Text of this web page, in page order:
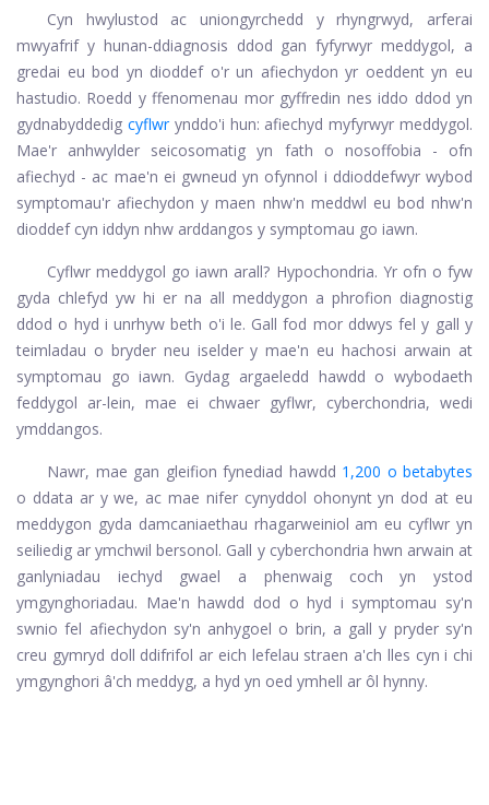
Cyn hwylustod ac uniongyrchedd y rhyngrwyd, arferai
mwyafrif y hunan-ddiagnosis ddod gan fyfyrwyr meddygol, a
gredai eu bod yn dioddef o'r un afiechydon yr oeddent yn eu
hastudio. Roedd y ffenomenau mor gyffredin nes iddo ddod yn
gydnabyddedig cyflwr ynddo'i hun: afiechyd myfyrwyr meddygol.
Mae'r anhwylder seicosomatig yn fath o nosoffobia - ofn
afiechyd - ac mae'n ei gwneud yn ofynnol i ddioddefwyr wybod
symptomau'r afiechydon y maen nhw'n meddwl eu bod nhw'n
dioddef cyn iddyn nhw arddangos y symptomau go iawn.
Cyflwr meddygol go iawn arall? Hypochondria. Yr ofn o fyw
gyda chlefyd yw hi er na all meddygon a phrofion diagnostig
ddod o hyd i unrhyw beth o'i le. Gall fod mor ddwys fel y gall y
teimladau o bryder neu iselder y mae'n eu hachosi arwain at
symptomau go iawn. Gydag argaeledd hawdd o wybodaeth
feddygol ar-lein, mae ei chwaer gyflwr, cyberchondria, wedi
ymddangos.
Nawr, mae gan gleifion fynediad hawdd 1,200 o betabytes
o ddata ar y we, ac mae nifer cynyddol ohonynt yn dod at eu
meddygon gyda damcaniaethau rhagarweiniol am eu cyflwr yn
seiliedig ar ymchwil bersonol. Gall y cyberchondria hwn arwain at
ganlyniadau iechyd gwael a phenwaig coch yn ystod
ymgynghoriadau. Mae'n hawdd dod o hyd i symptomau sy'n
swnio fel afiechydon sy'n anhygoel o brin, a gall y pryder sy'n
creu gymryd doll ddifrifol ar eich lefelau straen a'ch lles cyn i chi
ymgynghori â'ch meddyg, a hyd yn oed ymhell ar ôl hynny.